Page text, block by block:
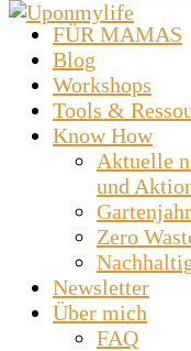
FÜR MAMAS
Blog
Workshops
Tools &
Know How
Aktuelle
und
Gartenjahr
Zero
Newsletter
Über mich
FAQ